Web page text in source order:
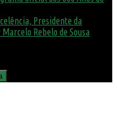
Presidente da
Rebelo de Sousa